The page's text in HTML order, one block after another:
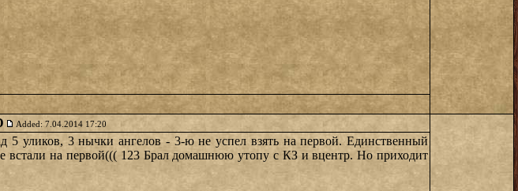
Added: 7.04.2014 17:20
5 уликов, 3 нычки ангелов - 3-ю не успел взять на первой. Единственный
встали на первой((( 123 Брал домашнюю утопу с КЗ и вцентр. Но приходит